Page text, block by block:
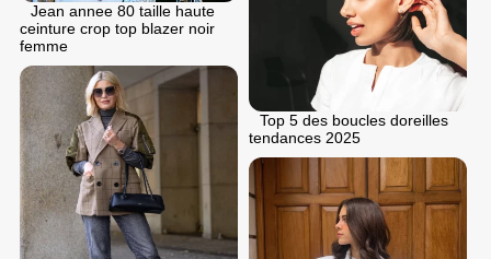
Jean annee 80 taille haute
ceinture crop top blazer noir
femme
Top 5 des boucles doreilles
tendances 2025